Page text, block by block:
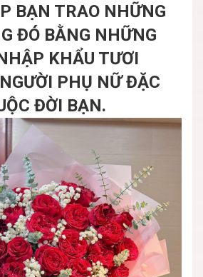
BẠN TRAO NHỮNG
ĐÓ BẰNG NHỮNG
KHẨU TƯƠI
PHỤ NỮ ĐẶC
ĐỜI BẠN.